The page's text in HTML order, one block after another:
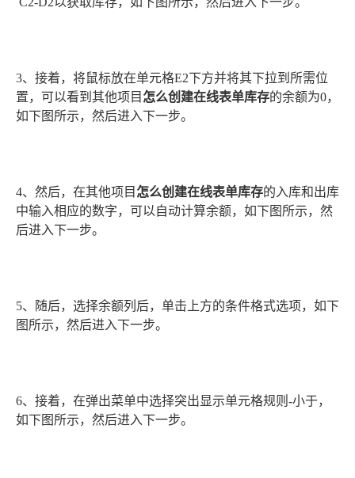
3、接着，将鼠标放在单元格E2下方并将其下拉到所需位
置，可以看到其他项目 怎么创建在线表单库存的余额为0，
如下图所示，然后进入下一步。
4、然后，在其他项目 怎么创建在线表单库存的入库和出库
中输入相应的数字，可以自动计算余额，如下图所示，然
后进入下一步。
5、随后，选择余额列后，单击上方的条件格式选项，如下
图所示，然后进入下一步。
6、接着，在弹出菜单中选择突出显示单元格规则-小于，
如下图所示，然后进入下一步。